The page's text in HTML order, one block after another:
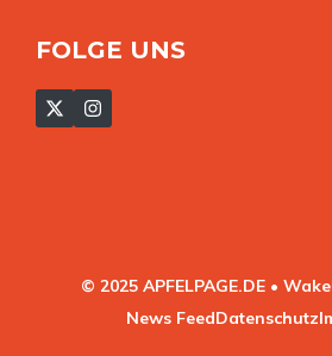
FOLGE UNS
© 2025 APFELPAGE.DE •
News FeedDatenschutz